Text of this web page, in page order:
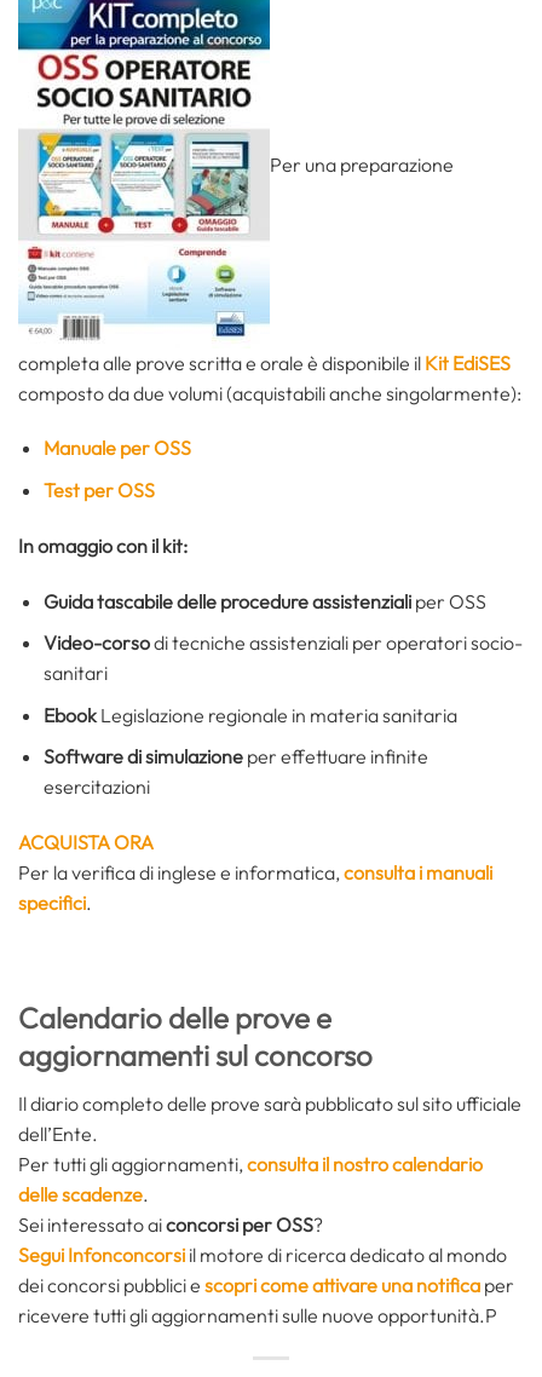
Per una preparazione
completa alle prove scritta e orale è disponibile il Kit EdiSES
composto da due volumi (acquistabili anche singolarmente):
Manuale per OSS
Test per OSS
In omaggio con il kit:
Guida tascabile delle procedure assistenziali per OSS
Video-corsodi tecniche assistenziali per operatori socio-
sanitari
Ebook Legislazione regionale in materia sanitaria
Software di simulazioneper effettuare infinite
esercitazioni
ACQUISTA ORA
Per la verifica di inglese e informatica,consulta i manuali
specifici.
Calendario delle prove e
aggiornamenti sul concorso
Il diario completo delle prove sarà pubblicato sul sito ufficiale
dell’Ente.
Per tutti gli aggiornamenti, consulta il nostro calendario
delle scadenze.
Sei interessato aiconcorsi per OSS?
Segui Infonconcorsi il motore di ricerca dedicato al mondo
dei concorsi pubblici e scopri come attivare una notifica per
ricevere tutti gli aggiornamenti sulle nuove opportunità.P